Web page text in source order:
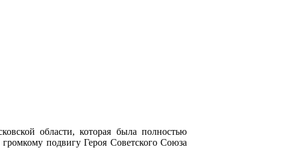
области, которая была полностью
подвигу Героя Советского Союза